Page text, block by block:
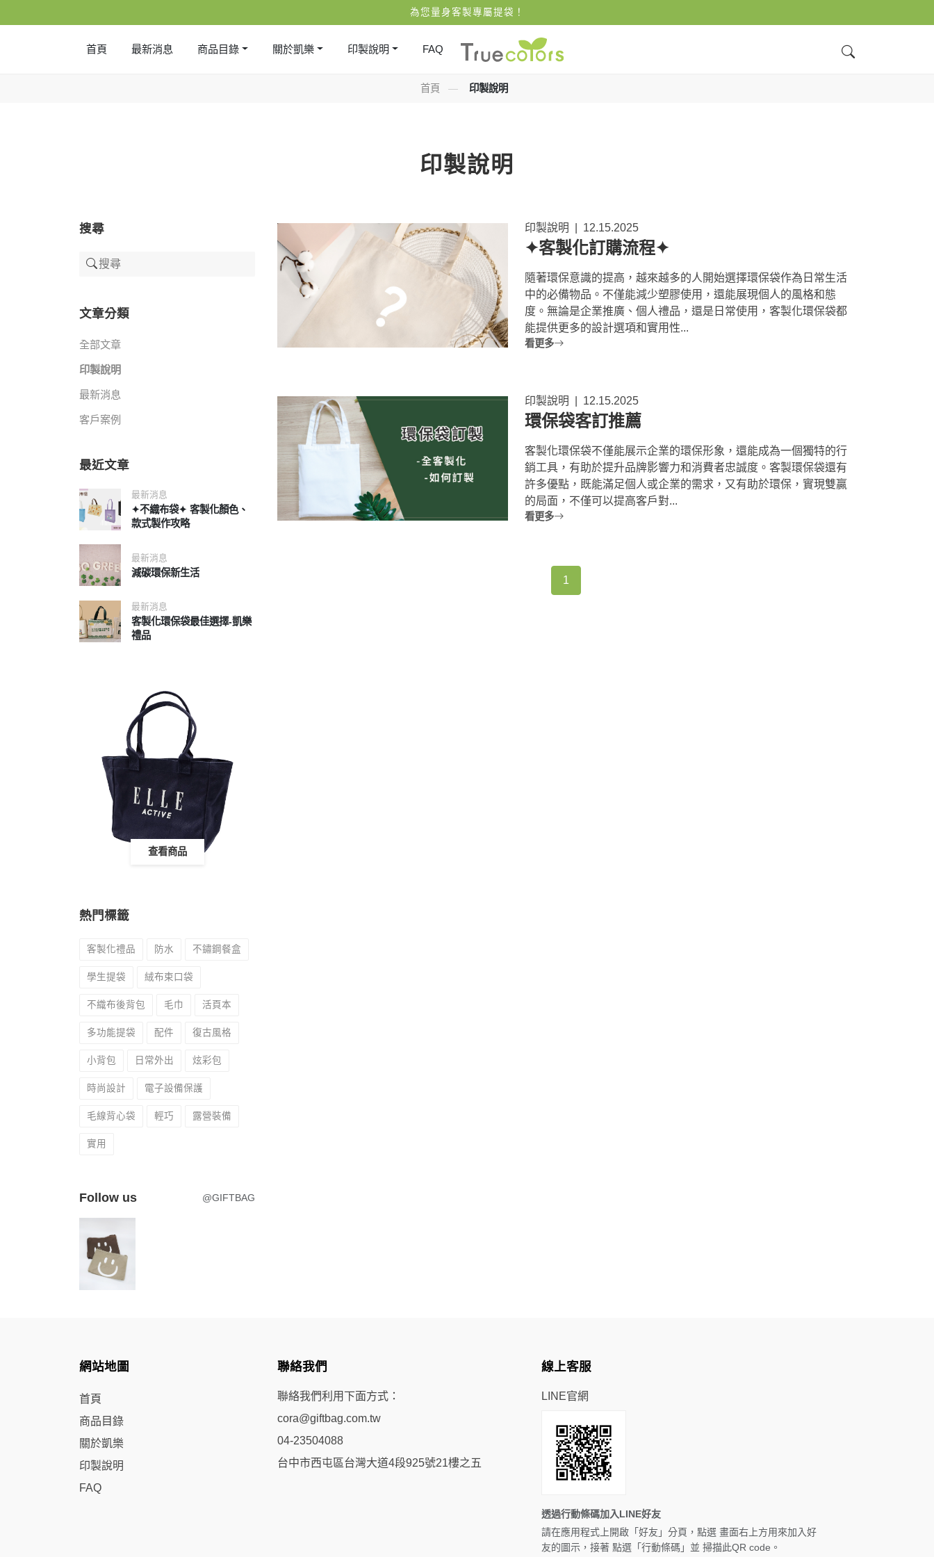
為您量身客製專屬提袋！
首頁 最新消息 商品目錄 關於凱樂 印製說明 FAQ
首頁 — 印製說明
印製說明
搜尋
文章分類
全部文章
印製說明
最新消息
客戶案例
最近文章
最新消息
✦不織布袋✦ 客製化顏色、
款式製作攻略
最新消息
減碳環保新生活
最新消息
客製化環保袋最佳選擇-凱樂
禮品
查看商品
熱門標籤
客製化禮品 防水 不鏽鋼餐盒
學生提袋 絨布束口袋
不織布後背包 毛巾 活頁本
多功能提袋 配件 復古風格
小背包 日常外出 炫彩包
時尚設計 電子設備保護
毛線背心袋 輕巧 露營裝備
實用
Follow us @GIFTBAG
印製說明 12.15.2025
✦客製化訂購流程✦
隨著環保意識的提高，越來越多的人開始選擇環保袋作為日常生活
中的必備物品。不僅能減少塑膠使用，還能展現個人的風格和態
度。無論是企業推廣、個人禮品，還是日常使用，客製化環保袋都
能提供更多的設計選項和實用性...
看更多
印製說明 12.15.2025
環保袋客訂推薦
客製化環保袋不僅能展示企業的環保形象，還能成為一個獨特的行
銷工具，有助於提升品牌影響力和消費者忠誠度。客製環保袋還有
許多優點，既能滿足個人或企業的需求，又有助於環保，實現雙贏
的局面，不僅可以提高客戶對...
看更多
1
網站地圖
首頁
商品目錄
關於凱樂
印製說明
FAQ
聯絡我們
聯絡我們利用下面方式：
cora@giftbag.com.tw
04-23504088
台中市西屯區台灣大道4段925號21樓之五
線上客服
LINE官網
透過行動條碼加入LINE好友
請在應用程式上開啟「好友」分頁，點選 畫面右上方用來加入好
友的圖示，接著 點選「行動條碼」並 掃描此QR code。